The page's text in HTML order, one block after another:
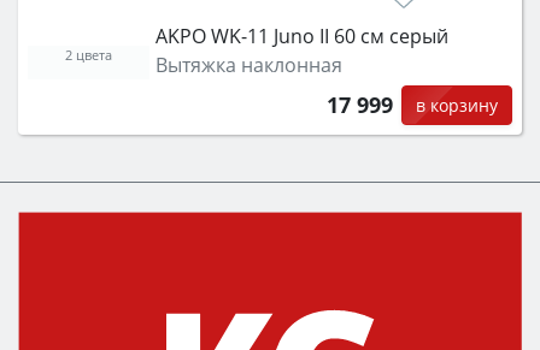
AKPO WK-11 Juno II 60 см серый
Вытяжка наклонная
17 999 в корзину
2 цвета